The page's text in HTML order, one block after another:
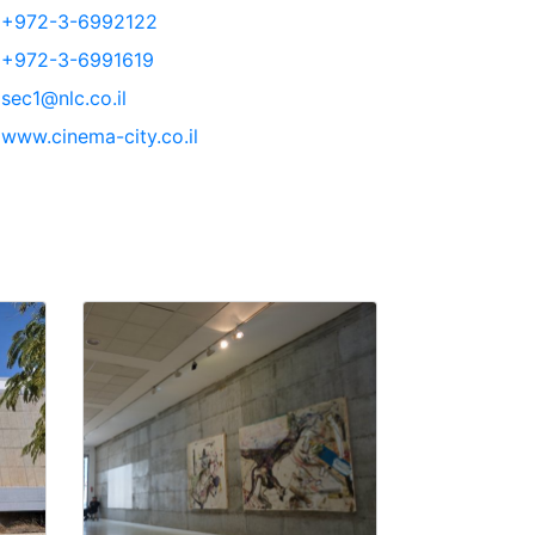
+972-3-6992122
+972-3-6991619
sec1@nlc.co.il
www.cinema-city.co.il